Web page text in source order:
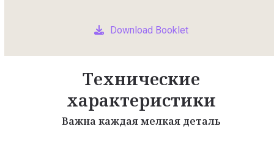
Download Booklet
Технические
характеристики
Важна каждая мелкая деталь